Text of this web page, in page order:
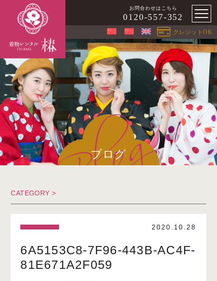
お問合わせはこちら
0120-557-352
クレジットOK
ブログ
CATEGORY >
2020.10.28
6A5153C8-7F96-443B-AC4F-
81E671A2F059